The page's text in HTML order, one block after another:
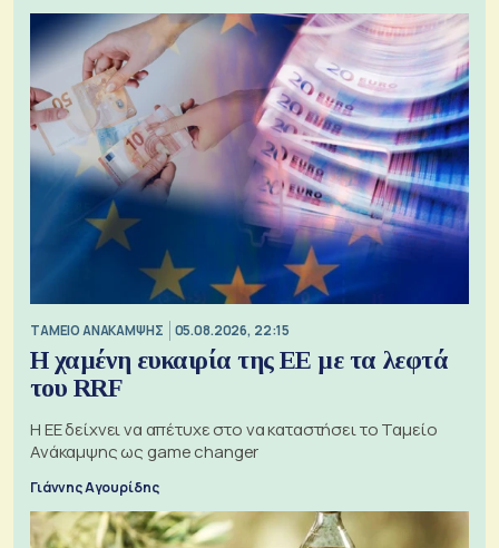
ΤΑΜΕΙΟ ΑΝΑΚΑΜΨΗΣ 05.08.2026, 22:15
Η χαμένη ευκαιρία της ΕΕ με τα λεφτά
του RRF
Η ΕΕ δείχνει να απέτυχε στο να καταστήσει το Ταμείο
Ανάκαμψης ως game changer
Γιάννης Αγουρίδης